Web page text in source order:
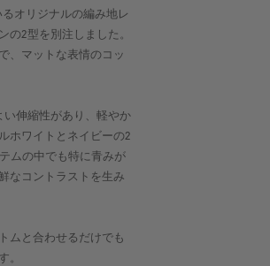
るオリジナルの編み地レ
2型を別注しました。
、マットな表情のコッ
い伸縮性があり、軽やか
ホワイトとネイビーの2
ムの中でも特に青みが
なコントラストを生み
ムと合わせるだけでも
。